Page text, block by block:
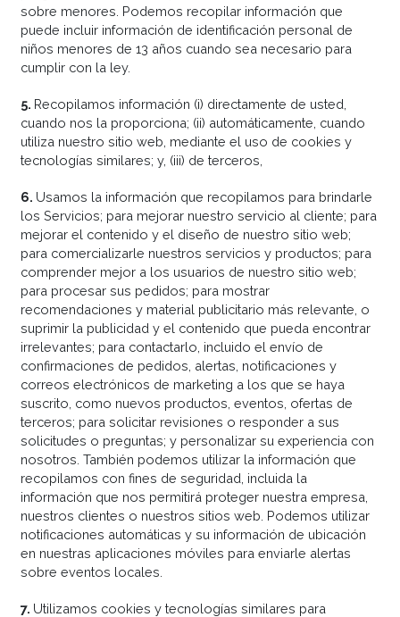
sobre menores. Podemos recopilar información que
puede incluir información de identificación personal de
niños menores de 13 años cuando sea necesario para
cumplir con la ley.
5. Recopilamos información (i) directamente de usted,
cuando nos la proporciona; (ii) automáticamente, cuando
utiliza nuestro sitio web, mediante el uso de cookies y
tecnologías similares; y, (iii) de terceros,
6. Usamos la información que recopilamos para brindarle
los Servicios; para mejorar nuestro servicio al cliente; para
mejorar el contenido y el diseño de nuestro sitio web;
para comercializarle nuestros servicios y productos; para
comprender mejor a los usuarios de nuestro sitio web;
para procesar sus pedidos; para mostrar
recomendaciones y material publicitario más relevante, o
suprimir la publicidad y el contenido que pueda encontrar
irrelevantes; para contactarlo, incluido el envío de
confirmaciones de pedidos, alertas, notificaciones y
correos electrónicos de marketing a los que se haya
suscrito, como nuevos productos, eventos, ofertas de
terceros; para solicitar revisiones o responder a sus
solicitudes o preguntas; y personalizar su experiencia con
nosotros. También podemos utilizar la información que
recopilamos con fines de seguridad, incluida la
información que nos permitirá proteger nuestra empresa,
nuestros clientes o nuestros sitios web. Podemos utilizar
notificaciones automáticas y su información de ubicación
en nuestras aplicaciones móviles para enviarle alertas
sobre eventos locales.
7. Utilizamos cookies y tecnologías similares para